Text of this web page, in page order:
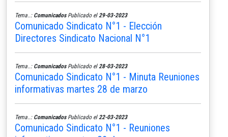
Tema..: ComunicadosPublicado el 29-03-2023
Comunicado Sindicato N°1 - Elección
Directores Sindicato Nacional N°1
Tema..: ComunicadosPublicado el 28-03-2023
Comunicado Sindicato N°1 - Minuta Reuniones
informativas martes 28 de marzo
Tema..: ComunicadosPublicado el 22-03-2023
Comunicado Sindicato N°1 - Reuniones